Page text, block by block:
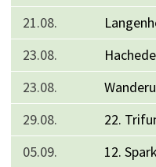
21.08.
23.08.
23.08.
29.08. 22.
05.09. 12.